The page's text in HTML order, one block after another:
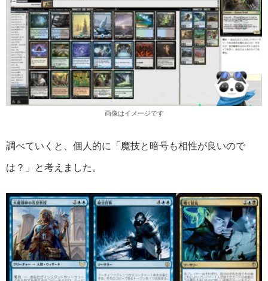
画像はイメージです
調べていくと、個人的に「魔技と暗号も相性が良いので
は？」と考えました。